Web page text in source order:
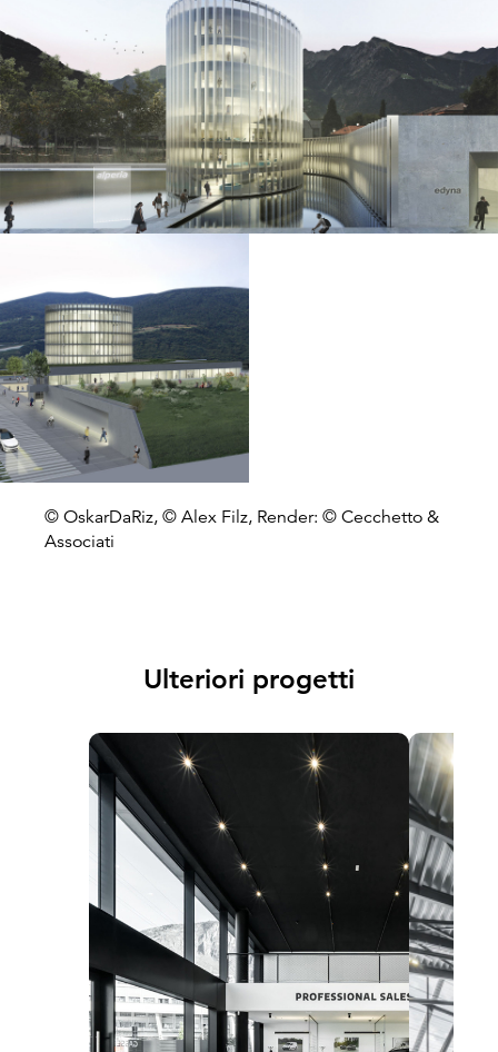
© OskarDaRiz, © Alex Filz, Render: © Cecchetto &
Associati
Ulteriori progetti